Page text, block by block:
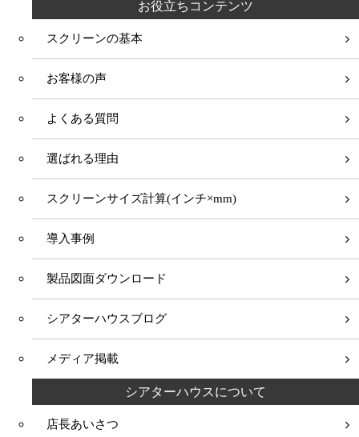
お役立ちコンテンツ
スクリーンの基本
お客様の声
よくある質問
選ばれる理由
スクリーンサイズ計算(インチ×mm)
導入事例
製品図面ダウンロード
シアターハウスブログ
メディア掲載
シアターハウスについて
店長あいさつ